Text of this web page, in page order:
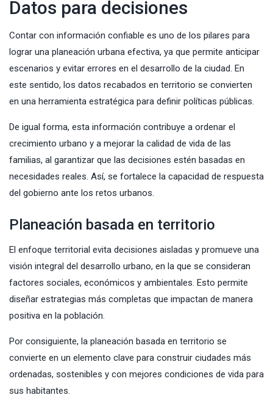
Datos para decisiones
Contar con información confiable es uno de los pilares para
lograr una planeación urbana efectiva, ya que permite anticipar
escenarios y evitar errores en el desarrollo de la ciudad. En
este sentido, los datos recabados en territorio se convierten
en una herramienta estratégica para definir políticas públicas.
De igual forma, esta información contribuye a ordenar el
crecimiento urbano y a mejorar la calidad de vida de las
familias, al garantizar que las decisiones estén basadas en
necesidades reales. Así, se fortalece la capacidad de respuesta
del gobierno ante los retos urbanos.
Planeación basada en territorio
El enfoque territorial evita decisiones aisladas y promueve una
visión integral del desarrollo urbano, en la que se consideran
factores sociales, económicos y ambientales. Esto permite
diseñar estrategias más completas que impactan de manera
positiva en la población.
Por consiguiente, la planeación basada en territorio se
convierte en un elemento clave para construir ciudades más
ordenadas, sostenibles y con mejores condiciones de vida para
sus habitantes.